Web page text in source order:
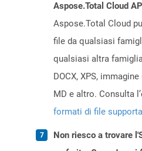
Aspose.Total Cloud
Aspose.Total Cloud
file da qualsiasi
qualsiasi altra
DOCX, XPS, immagine
MD e altro. Consulta
formati di file
Non riesco a trovare